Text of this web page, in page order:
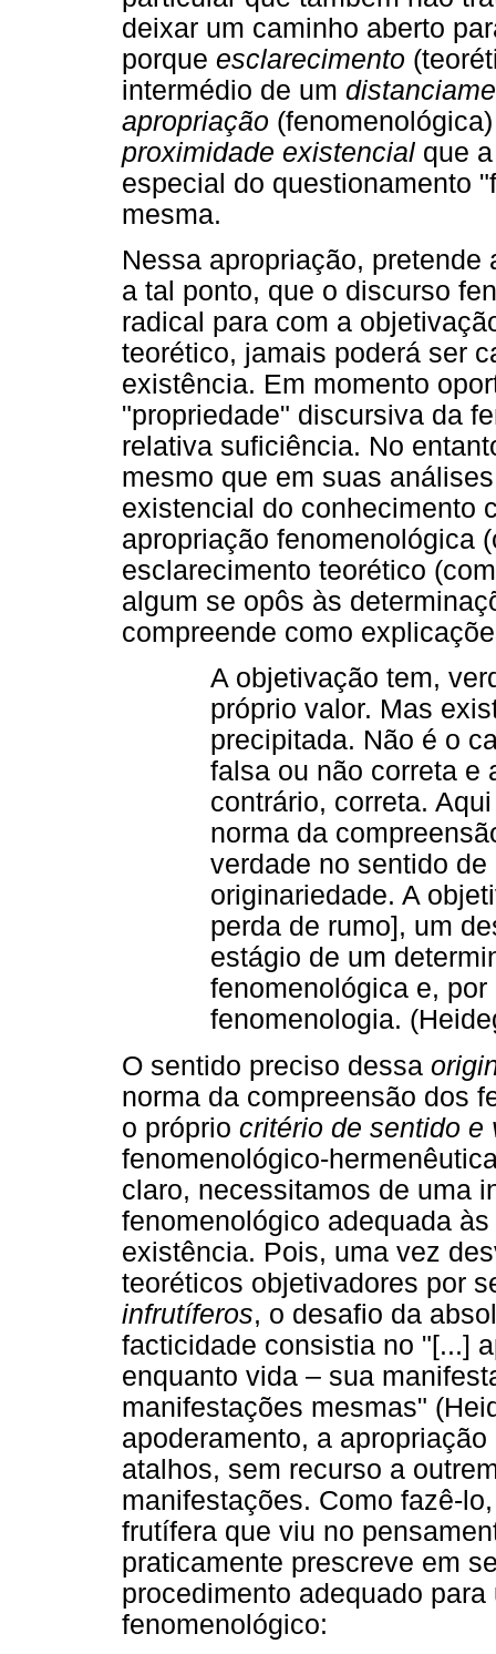
deixar um caminho aberto
porque esclarecimento
intermédio de um
apropriação
proximidade existencial que
especial do questionamento
mesma.
Nessa apropriação,
a tal ponto, que o discurso
radical para com a
teorético, jamais poderá ser
existência. Em momento
"propriedade" discursiva da
relativa suficiência. No
mesmo que em suas
existencial do conhecimento
apropriação fenomenológica
esclarecimento teorético
algum se opôs às
compreende como
A objetivação tem,
próprio valor. Mas
precipitada. Não é o
falsa ou não correta e
contrário, correta.
norma da
verdade no sentido
originariedade. A
perda de rumo], um
estágio de um
fenomenológica e,
fenomenologia.
O sentido preciso dessa
norma da compreensão dos
o próprio critério de sentido
fenomenológico-
claro, necessitamos de uma
fenomenológico adequada
existência. Pois, uma vez
teoréticos objetivadores por
infrutíferos, o desafio da
facticidade consistia no "[...]
enquanto vida – sua
manifestações mesmas"
apoderamento, a
atalhos, sem recurso a
manifestações. Como fazê-
frutífera que viu no
praticamente prescreve em
procedimento adequado
fenomenológico: